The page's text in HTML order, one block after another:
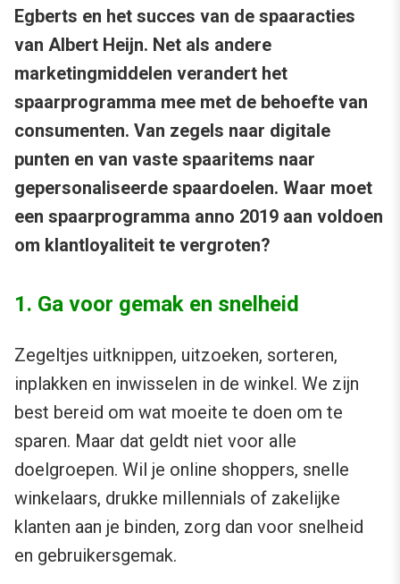
Egberts en het succes van de spaaracties
van Albert Heijn. Net als andere
marketingmiddelen verandert het
spaarprogramma mee met de behoefte van
consumenten. Van zegels naar digitale
punten en van vaste spaaritems naar
gepersonaliseerde spaardoelen. Waar moet
een spaarprogramma anno 2019 aan voldoen
om klantloyaliteit te vergroten?
1. Ga voor gemak en snelheid
Zegeltjes uitknippen, uitzoeken, sorteren,
inplakken en inwisselen in de winkel. We zijn
best bereid om wat moeite te doen om te
sparen. Maar dat geldt niet voor alle
doelgroepen. Wil je online shoppers, snelle
winkelaars, drukke millennials of zakelijke
klanten aan je binden, zorg dan voor snelheid
en gebruikersgemak.